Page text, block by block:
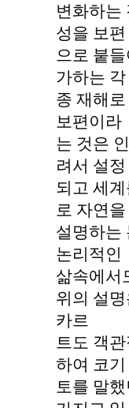
변화하는
성을 보편
으로 붙
가하는 각
종 재해
보편이라
는 것은
려서 설정
되고 세
로 자연을
설명하는
논리적인
삶속에서
위의 설
카르
트도 객
하여 코기
토를 말